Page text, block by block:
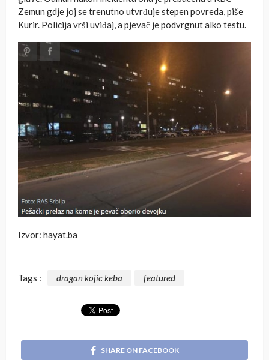
Zemun gdje joj se trenutno utvrđuje stepen povreda, piše
Kurir. Policija vrši uviđaj, a pjevač je podvrgnut alko testu.
Izvor: hayat.ba
Tags : dragan kojic keba featured
SHARE ON FACEBOOK